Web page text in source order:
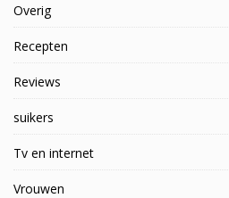
Overig
Recepten
Reviews
suikers
Tv en internet
Vrouwen